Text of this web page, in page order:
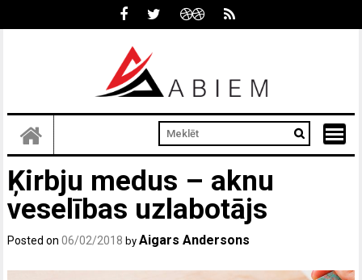
Ķirbju medus – aknu
veselības uzlabotājs
Posted on06/02/2018 byAigars Andersons